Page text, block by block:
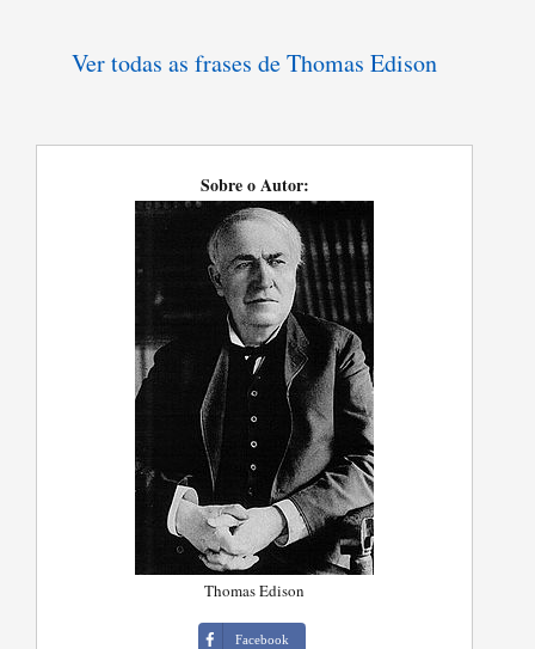
Ver todas as frases de Thomas Edison
Sobre o Autor:
Thomas Edison
Facebook